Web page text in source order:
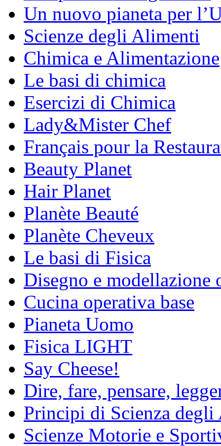
Un nuovo pianeta per
Scienze degli Alimenti
Chimica e Alimentazione
Le basi di chimica
Esercizi di Chimica
Lady&Mister Chef
Français pour la
Beauty Planet
Hair Planet
Planète Beauté
Planète Cheveux
Le basi di Fisica
Disegno e modellazione
Cucina operativa base
Pianeta Uomo
Fisica LIGHT
Say Cheese!
Dire, fare, pensare,
Principi di Scienza
Scienze Motorie e